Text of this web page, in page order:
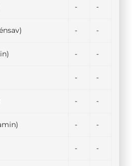
- -
- -
- -
- -
- -
- -
- -